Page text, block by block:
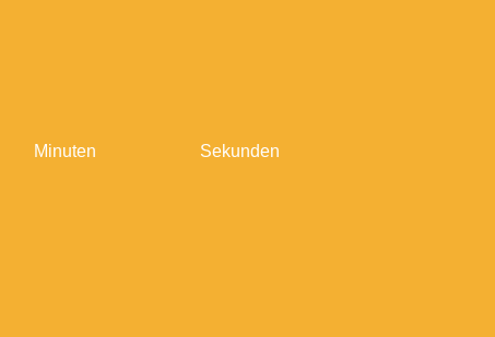
Minuten Sekunden